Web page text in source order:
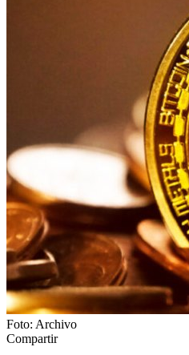
Foto: Archivo
Compartir